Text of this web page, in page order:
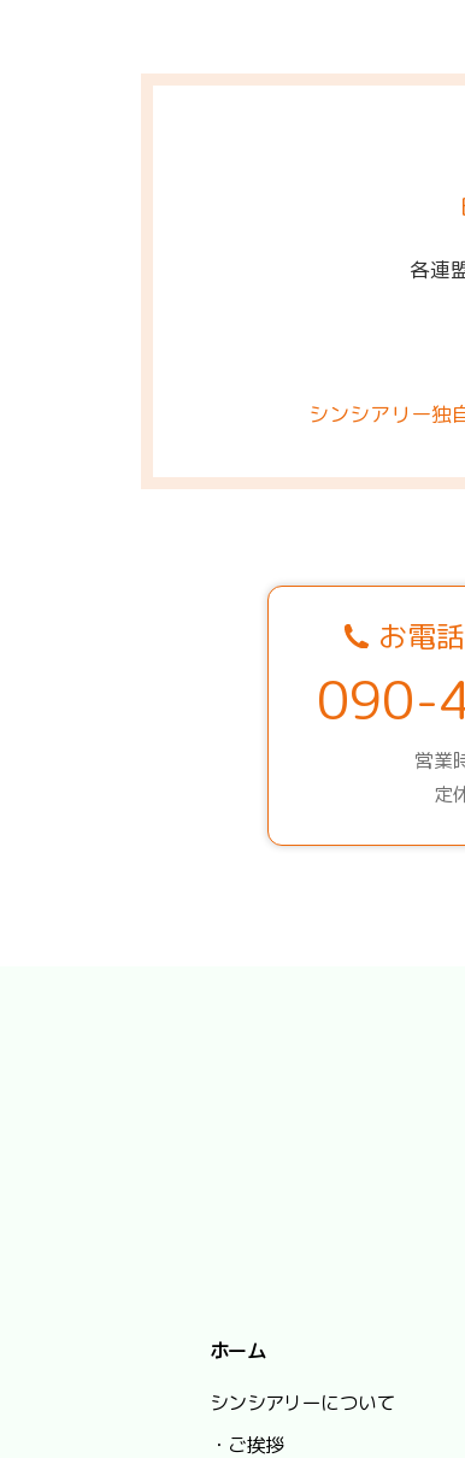
各連
シンシアリー独
お電
090-
営業
定
ホーム
シンシアリーについて
・ご挨拶